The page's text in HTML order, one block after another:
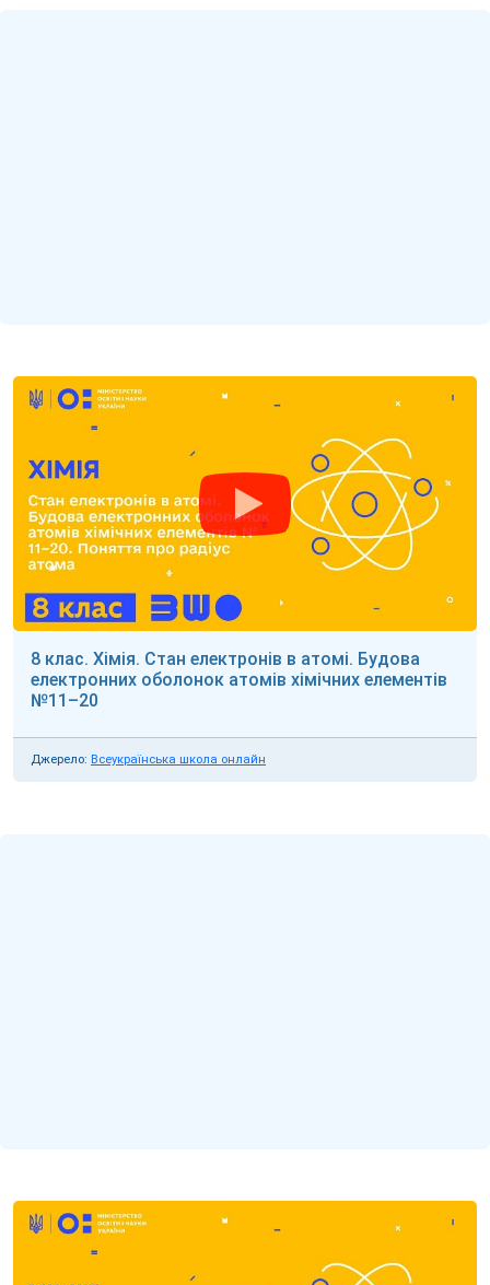
8 клас. Хімія. Стан електронів в атомі. Будова
електронних оболонок атомів хімічних елементів
№11–20
Джерело: Всеукраїнська школа онлайн